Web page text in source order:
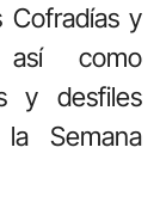
Cofradías y
así como
y desfiles
Semana